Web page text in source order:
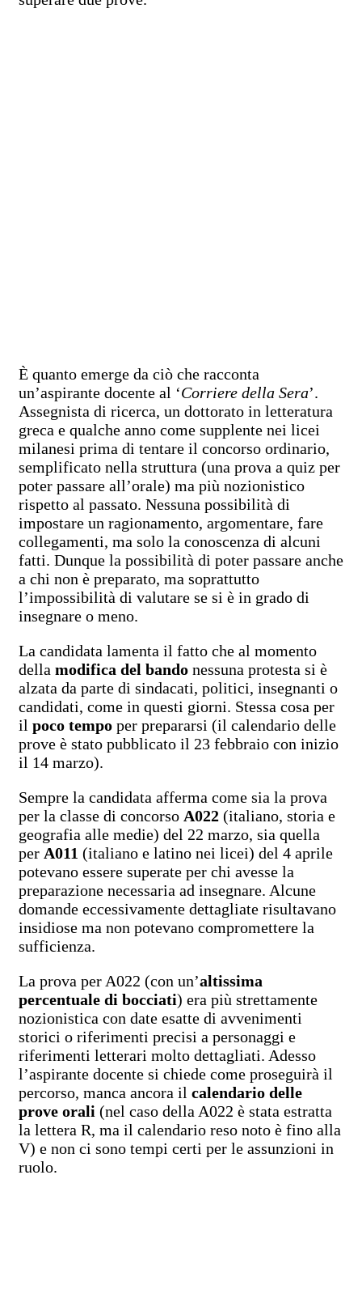
È quanto emerge da ciò che racconta
un’aspirante docente al ‘Corriere della Sera’.
Assegnista di ricerca, un dottorato in letteratura
greca e qualche anno come supplente nei licei
milanesi prima di tentare il concorso ordinario,
semplificato nella struttura (una prova a quiz per
poter passare all’orale) ma più nozionistico
rispetto al passato. Nessuna possibilità di
impostare un ragionamento, argomentare, fare
collegamenti, ma solo la conoscenza di alcuni
fatti. Dunque la possibilità di poter passare anche
a chi non è preparato, ma soprattutto
l’impossibilità di valutare se si è in grado di
insegnare o meno.
La candidata lamenta il fatto che al momento
della modifica del bando nessuna protesta si è
alzata da parte di sindacati, politici, insegnanti o
candidati, come in questi giorni. Stessa cosa per
il poco tempo per prepararsi (il calendario delle
prove è stato pubblicato il 23 febbraio con inizio
il 14 marzo).
Sempre la candidata afferma come sia la prova
per la classe di concorso A022 (italiano, storia e
geografia alle medie) del 22 marzo, sia quella
per A011 (italiano e latino nei licei) del 4 aprile
potevano essere superate per chi avesse la
preparazione necessaria ad insegnare. Alcune
domande eccessivamente dettagliate risultavano
insidiose ma non potevano compromettere la
sufficienza.
La prova per A022 (con un’altissima
percentuale di bocciati) era più strettamente
nozionistica con date esatte di avvenimenti
storici o riferimenti precisi a personaggi e
riferimenti letterari molto dettagliati. Adesso
l’aspirante docente si chiede come proseguirà il
percorso, manca ancora il calendario delle
prove orali (nel caso della A022 è stata estratta
la lettera R, ma il calendario reso noto è fino alla
V) e non ci sono tempi certi per le assunzioni in
ruolo.